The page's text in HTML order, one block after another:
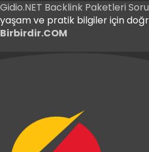
Gidio.NET Backlink Paketleri
yaşam ve pratik bilgiler için
Birbirdir.COM